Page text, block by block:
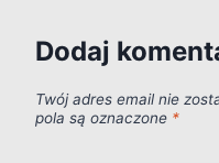
Dodaj
Twój adres email nie
pola są oznaczone *